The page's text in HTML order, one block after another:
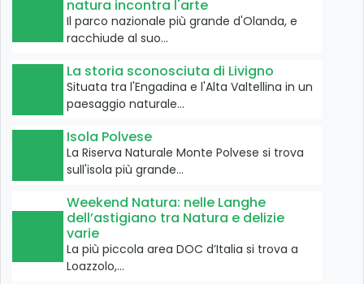
natura incontra l'arte
Il parco nazionale più grande d'Olanda, e
racchiude al suo…
La storia sconosciuta di Livigno
Situata tra l'Engadina e l'Alta Valtellina in un
paesaggio naturale…
Isola Polvese
La Riserva Naturale Monte Polvese si trova
sull'isola più grande…
Weekend Natura: nelle Langhe
dell’astigiano tra Natura e delizie
varie
La più piccola area DOC d’Italia si trova a
Loazzolo,…